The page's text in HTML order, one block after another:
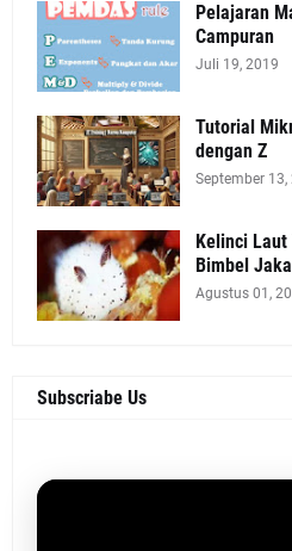
Pelajaran
Campuran
Juli 19, 2019
Tutorial
dengan Z
September 13,
Kelinci Laut
Bimbel
Agustus 01,
Subscriabe Us